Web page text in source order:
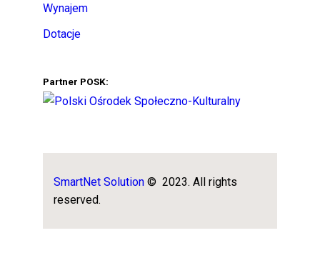
Wynajem
Dotacje
Partner POSK:
SmartNet Solution © 2023. All rights
reserved.